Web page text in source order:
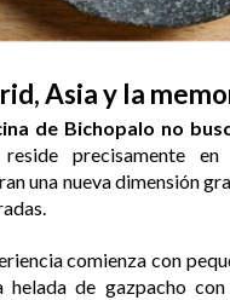
Asia y la
de Bichopalo no
precisamente
una nueva dimensión
comienza con
helada de gazpacho